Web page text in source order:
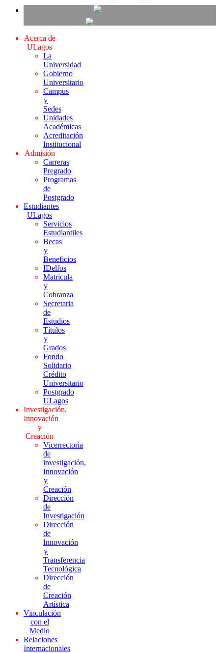
Acerca de
ULagos
La
Universidad
Gobierno
Universitario
Campus
y
Sedes
Unidades
Académicas
Acreditación
Institucional
Admisión
Carreras
Pregrado
Programas
de
Postgrado
Estudiantes
ULagos
Servicios
Estudiantiles
Becas
y
Beneficios
IDelfos
Matrícula
y
Cobranza
Secretaria
de
Estudios
Títulos
y
Grados
Fondo
Solidario
Crédito
Universitario
Postgrado
ULagos
Investigación,
Innovación
y
Creación
Vicerrectoría
de
investigación,
Innovación
y
Creación
Dirección
de
Investigación
Dirección
de
Innovación
y
Transferencia
Tecnológica
Dirección
de
Creación
Artística
Vinculación
con el
Medio
Relaciones
Internacionales